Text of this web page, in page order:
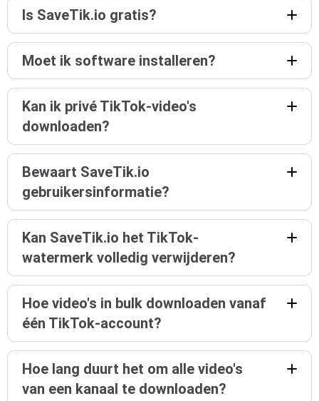
Is SaveTik.io gratis?
Moet ik software installeren?
Kan ik privé TikTok-video's
downloaden?
Bewaart SaveTik.io
gebruikersinformatie?
Kan SaveTik.io het TikTok-
watermerk volledig verwijderen?
Hoe video's in bulk downloaden vanaf
één TikTok-account?
Hoe lang duurt het om alle video's
van een kanaal te downloaden?